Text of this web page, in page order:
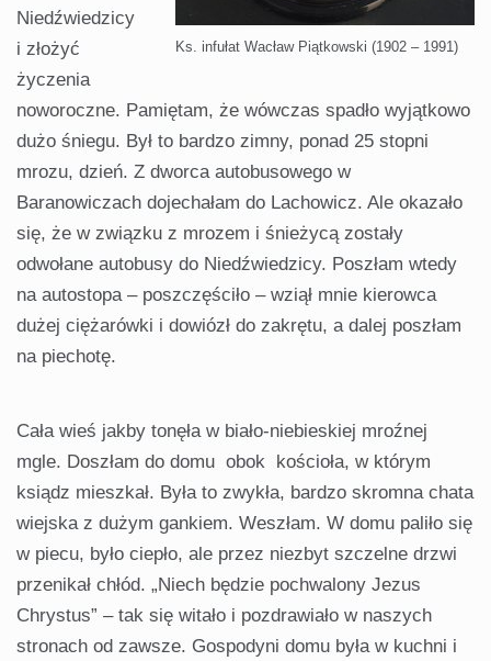
Ks. infułat Wacław Piątkowski (1902 – 1991)
Niedźwiedzicy
i złożyć
życzenia
noworoczne. Pamiętam, że wówczas spadło wyjątkowo
dużo śniegu. Był to bardzo zimny, ponad 25 stopni
mrozu, dzień. Z dworca autobusowego w
Baranowiczach dojechałam do Lachowicz. Ale okazało
się, że w związku z mrozem i śnieżycą zostały
odwołane autobusy do Niedźwiedzicy. Poszłam wtedy
na autostopa – poszczęściło – wziął mnie kierowca
dużej ciężarówki i dowiózł do zakrętu, a dalej poszłam
na piechotę.
Cała wieś jakby tonęła w biało-niebieskiej mroźnej
mgle. Doszłam do domu obok kościoła, w którym
ksiądz mieszkał. Była to zwykła, bardzo skromna chata
wiejska z dużym gankiem. Weszłam. W domu paliło się
w piecu, było ciepło, ale przez niezbyt szczelne drzwi
przenikał chłód. „Niech będzie pochwalony Jezus
Chrystus” – tak się witało i pozdrawiało w naszych
stronach od zawsze. Gospodyni domu była w kuchni i